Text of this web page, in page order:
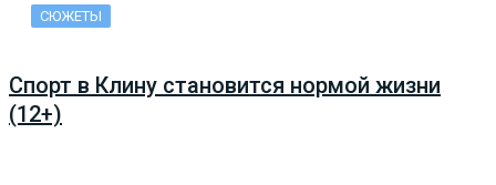
СЮЖЕТЫ
Спорт в Клину становится нормой жизни
(12+)